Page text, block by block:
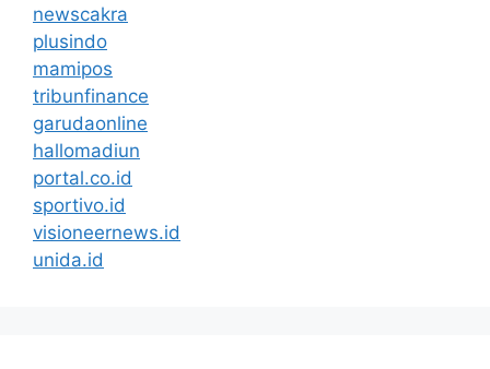
newscakra
plusindo
mamipos
tribunfinance
garudaonline
hallomadiun
portal.co.id
sportivo.id
visioneernews.id
unida.id